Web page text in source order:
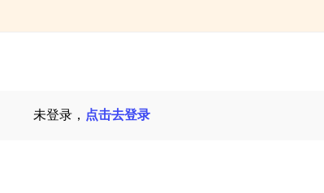
未登录， 点击去登录